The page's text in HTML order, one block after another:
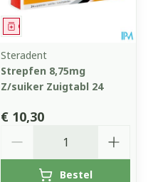
Geneesmiddel
Steradent
Strepfen 8,75mg
Z/suiker Zuigtabl 24
€ 10,30
Bestel